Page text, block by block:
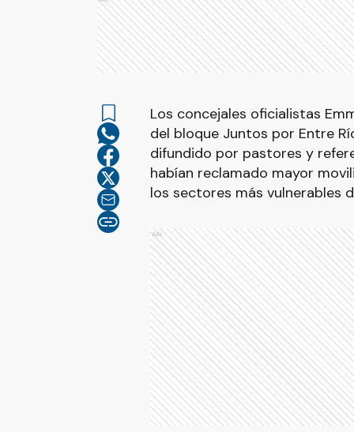
Los concejales oficialistas
del bloque Juntos por Entre
difundido por pastores y
habían reclamado mayor
los sectores más vulnerables
Ads